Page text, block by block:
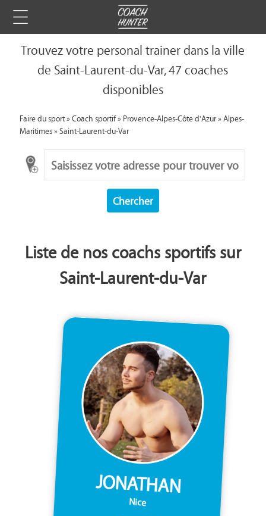
Trouvez votre personal trainer dans la ville
de Saint-Laurent-du-Var, 47 coaches
disponibles
Faire du sport»Coach sportif»Provence-Alpes-Côte d'Azur»Alpes-
Maritimes»Saint-Laurent-du-Var
Chercher
Liste de nos coachs sportifs sur
Saint-Laurent-du-Var
JONATHAN
Nice